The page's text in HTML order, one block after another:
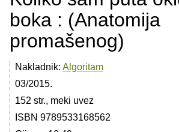
boka : (Anatomija
promašenog)
Nakladnik: Algoritam
03/2015.
152 str., meki uvez
ISBN 9789533168562